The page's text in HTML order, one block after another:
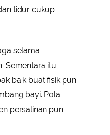
tidur cukup
selama
Sementara itu,
baik buat fisik pun
bayi. Pola
persalinan pun